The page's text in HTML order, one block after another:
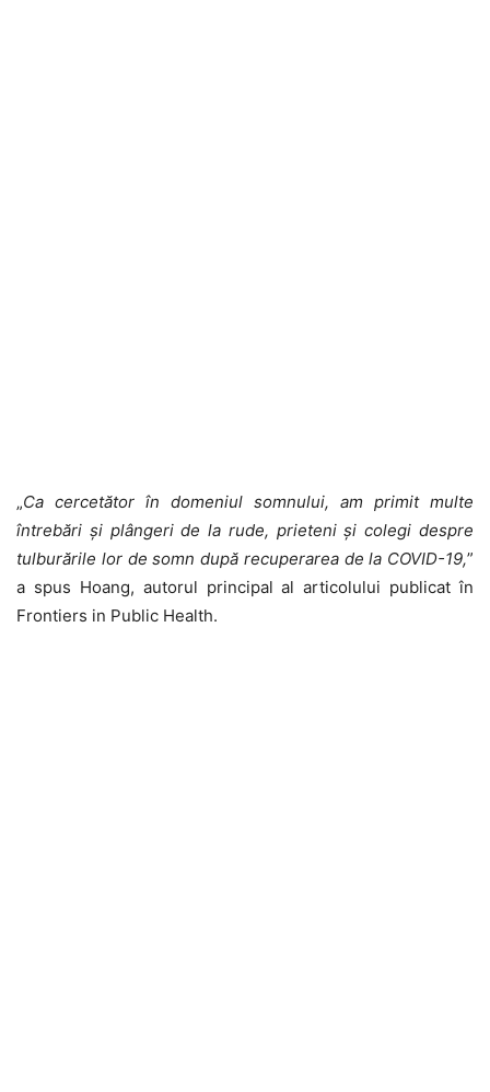
„Ca cercetător în domeniul somnului, am primit multe
întrebări și plângeri de la rude, prieteni și colegi despre
tulburările lor de somn după recuperarea de la COVID-19,”
a spus Hoang, autorul principal al articolului publicat în
Frontiers in Public Health.